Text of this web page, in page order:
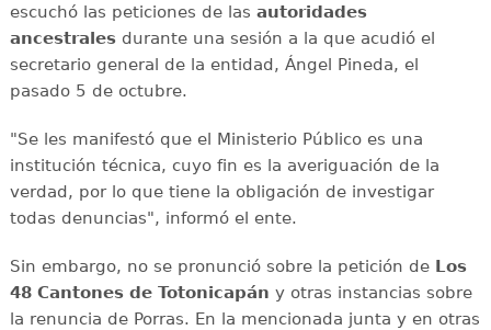
escuchó las peticiones de las autoridades
ancestralesdurante una sesión a la que acudió el
secretario general de la entidad, Ángel Pineda, el
pasado 5 de octubre.
"Se les manifestó que el Ministerio Público es una
institución técnica, cuyo fin es la averiguación de la
verdad, por lo que tiene la obligación de investigar
todas denuncias", informó el ente.
Sin embargo, no se pronunció sobre la petición deLos
48 Cantones de Totonicapán y otras instancias sobre
la renuncia de Porras. En la mencionada junta y en otras